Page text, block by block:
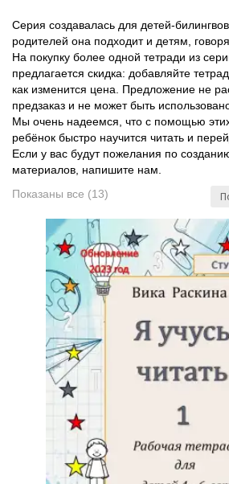
Серия создавалась для детей-
родителей она подходит и детям,
На покупку более одной тетради из
предлагается скидка: добавляйте
как изменится цена. Предложение не
предзаказ и не может быть
Мы очень надеемся, что с помощью
ребёнок быстро научится читать и
Если у вас будут пожелания по
материалов, напишите нам.
Показаны все (13)
популярности